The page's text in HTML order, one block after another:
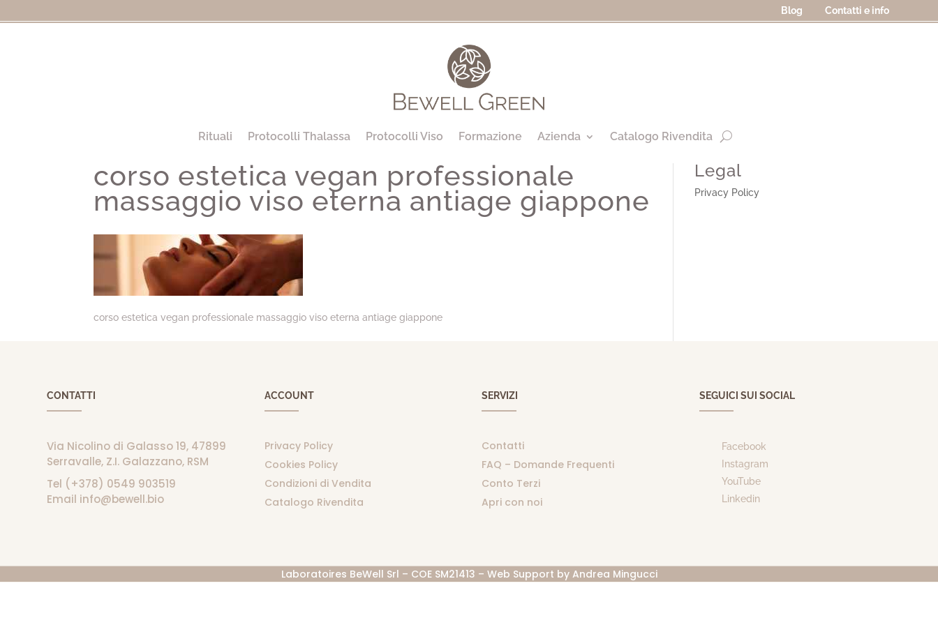
Blog Contatti e info
Rituali Protocolli Thalassa Protocolli Viso Formazione Azienda Catalogo Rivendita
corso estetica vegan professionale
massaggio viso eterna antiage giappone
corso estetica vegan professionale massaggio viso eterna antiage giappone
Legal
Privacy Policy
CONTATTI
Via Nicolino di Galasso 19, 47899
Serravalle, Z.I. Galazzano, RSM
Tel (+378) 0549 903519
Email info@bewell.bio
ACCOUNT
Privacy Policy
Cookies Policy
Condizioni di Vendita
Catalogo Rivendita
SERVIZI
Contatti
FAQ – Domande Frequenti
Conto Terzi
Apri con noi
SEGUICI SUI SOCIAL
Facebook
Instagram
YouTube
Linkedin
Laboratoires BeWell Srl – COE SM21413 – Web Support by Andrea Mingucci